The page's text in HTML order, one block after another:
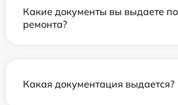
Какие документы вы выдаете
ремонта?
Какая документация выдается?